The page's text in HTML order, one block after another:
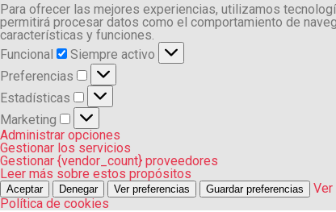
Para ofrecer las mejores experiencias, utilizamos
permitirá procesar datos como el comportamiento de
características y funciones.
Funcional
Funcional
Siempre activo
Preferencias
Preferencias
Estadísticas
Estadísticas
Marketing
Marketing
Administrar opciones
Gestionar los servicios
Gestionar {vendor_count} proveedores
Leer más sobre estos propósitos
Aceptar Denegar Ver preferencias Guardar preferencias
Política de cookies